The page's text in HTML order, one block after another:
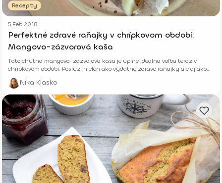
Recepty
5 Feb 2018
Perfektné zdravé raňajky v chrípkovom období:
Mangovo-zázvorová kaša
Táto chutná mangovo-zázvorová kaša je úplne ideálna voľba teraz v
chrípkovom období. Poslúži nielen ako výdatné zdravé raňajky ale aj ako
prevencia.
Nika Klasko